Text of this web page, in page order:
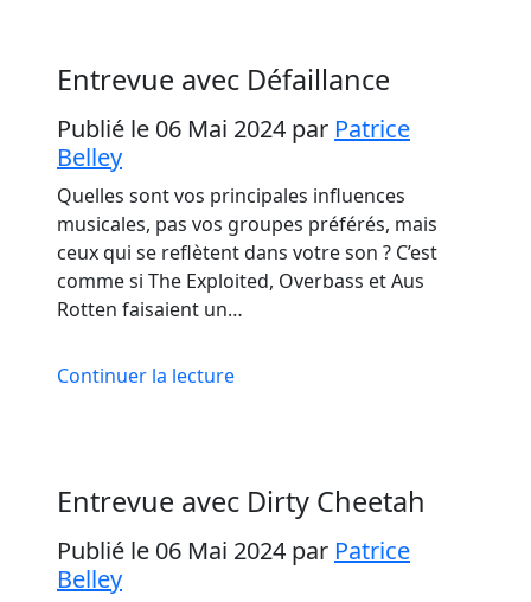
Entrevue avec Défaillance
Publié le 06 Mai 2024 par Patrice
Belley
Quelles sont vos principales influences
musicales, pas vos groupes préférés, mais
ceux qui se reflètent dans votre son ? C’est
comme si The Exploited, Overbass et Aus
Rotten faisaient un…
Continuer la lecture
Entrevue avec Dirty Cheetah
Publié le 06 Mai 2024 par Patrice
Belley